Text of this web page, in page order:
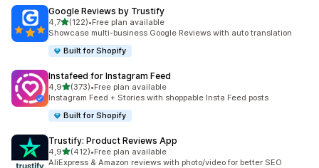
Google Reviews by Trustify
4,7/ 5 tähteä
(122)
122 arvostelua yhteensä
•Free plan available
Showcase multi-business Google Reviews with auto translation
Built for Shopify
Instafeed for Instagram Feed
4,9/ 5 tähteä
(373)
373 arvostelua yhteensä
•Free plan available
Instagram Feed + Stories with shoppable Insta Feed posts
Built for Shopify
Trustify: Product Reviews App
4,9/ 5 tähteä
(412)
412 arvostelua yhteensä
•Free plan available
AliExpress & Amazon reviews with photo/video for better SEO